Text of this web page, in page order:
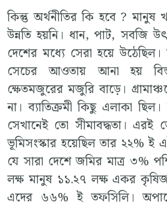
কিন্তু অর্থনীতির কি হবে ?
উন্নতি হয়নি। ধান, পাট, সবজি
দেশের মধ্যে সেরা হয়ে উঠেছিল।
সেচের আওতায় আনা হয়
ক্ষেতমজুরের মজুরি বাড়ে।
না। ব্যাতিক্রমী কিছু এলাকা ছিল।
সেখানেই তো সীমাবদ্ধতা। এরই
ভূমিসংস্কার হয়েছিল তার ২২% ই
যে সারা দেশে জমির মাত্র ৩%
লক্ষ মানুষ ১১.২৭ লক্ষ একর
এদের ৬৬% ই তফসিলি।